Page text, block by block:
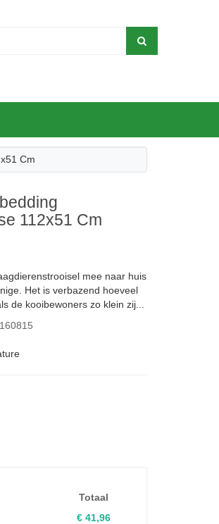
Cm
112x51 Cm
mee naar huis
Het is verbazend hoeveel
de kooibewoners zo klein zij...
Totaal
€ 41,96